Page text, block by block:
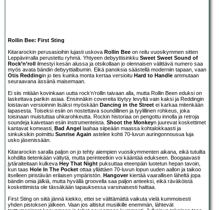
Rollin Bee: First Sting
Kitararockin perusasioihin lujasti uskova Rollin Bee on reilu vuosikymmen sitten
Leppävirralla perustettu ryhmä. Yhtyeen debyyttisinkku Sweet Sweet Sound of
Rock’n’roll ilmestyi kesän alussa ja otsikollaan jo olennaisen välittävä numero saa
myös avata bändin debyyttialbumin. Eikä panoksia säästellä moderniin tapaan, vaan
Otis Reddingin jo ties kuinka monta kertaa versioitu Hard to Handle ammutaan
seuraavana ässänä maisemaan.
Ei siis mitään kovinkaan uutta rock’n’rollin taivaan alla, mutta Rollin Been eduksi on
laskettava parikin asiaa. Ensinnäkin covereita löytyy levyltä vain kaksi ja Reddingin
loistavan versioinnin lisäksi myöskään Dancing in the Street ei karkaa mitenkään
lapasesta. Toiseksi esiin on nostettava soundillinen ja tyylillinen rohkeus, joka
toisinaan muistuttaa uhkarohkeutta. Rockin historiaa on pengottu innolla ja retroja
soundeja kaivetaan esiin instrumenteista. Shoot the Monkeyn juurevat koskettimet
kantavat komeasti, Bad Angel laahaa siipeään maassa kohtalokkaasti ja
sinkuksikin poimittu Sunrise Again astelee kohti 70-luvun auringonnousua luja
usko jäsenissään.
Kitararockin saralla paljon on jo tehty aiempien vuosikymmenten aikana, eikä tutuilta
kohdilta tietenkään vältytä, mutta perinteetkin voi kääntää edukseen. Boogaavasti
jytäraiteitaan kulkeva Hey That Night puksuttaa eteenpäin luotetun hepan tavoin,
kun taas Hole In The Pocket ottaa yllättäen 70-luvun lopun uuden aallon ja taikoo
itselleen piristävän erilaisen ympäristön. Hangoverkiertää vaarallisen läheltä jopa
bändin omia jälkiä, mutta hyvällä groovella saa paljon anteeksi, eikä räväköistä
koskettimista ole tässäkään tapauksessa varsinaisesti haittaa.
First Sting on siitä jännä kiekko, ettei se välttämättä vaikuta vielä kummoisesti
yhden pistoksen jälkeen. Vaan jos altistut musiikille enemmän, lähtevät